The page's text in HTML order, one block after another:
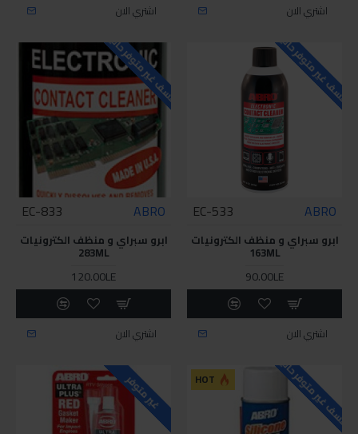
اشتري الان اشتري الان
للاسف غير متوفر حاليا
ABRO
EC-533
ابرو سبراي و منظف الكترونيات
163ML
90.00LE
اشتري الان
للاسف غير متوفر حاليا
ABRO
EC-833
ابرو سبراي و منظف الكترونيات
283ML
120.00LE
اشتري الان
HOT للاسف غير متوفر حاليا غير متوفر